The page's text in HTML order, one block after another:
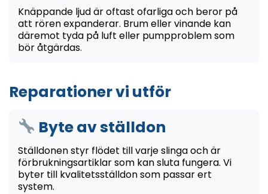
Knäppande ljud är oftast ofarliga och beror på
att rören expanderar. Brum eller vinande kan
däremot tyda på luft eller pumpproblem som
bör åtgärdas.
Reparationer vi utför
Byte av ställdon
Ställdonen styr flödet till varje slinga och är
förbrukningsartiklar som kan sluta fungera. Vi
byter till kvalitetsställdon som passar ert
system.